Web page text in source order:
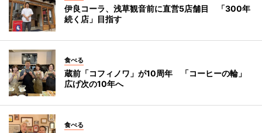
伊良コーラ、浅草観音前に直営5店舗目 「300年
続く店」目指す
食べる
蔵前「コフィノワ」が10周年 「コーヒーの輪」
広げ次の10年へ
食べる